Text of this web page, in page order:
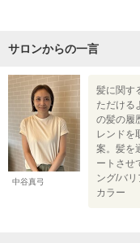
サロンからの一言
中谷真弓
髪に関す
ただける
の髪の履
レンドを
案。髪を
ートさせ
ング/バ
カラー